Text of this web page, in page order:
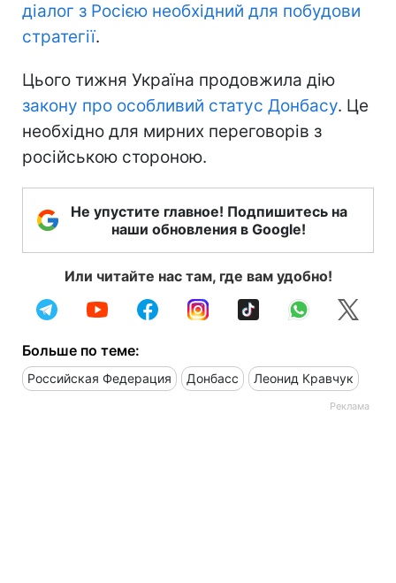
діалог з Росією необхідний для побудови
стратегії.
Цього тижня Україна продовжила дію
закону про особливий статус Донбасу. Це
необхідно для мирних переговорів з
російською стороною.
Не упустите главное! Подпишитесь на
наши обновления в Google!
Или читайте нас там, где вам удобно!
Больше по теме:
Российская Федерация Донбасс Леонид Кравчук